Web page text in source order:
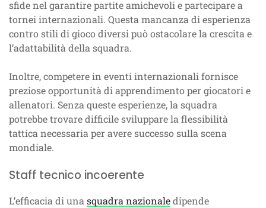
sfide nel garantire partite amichevoli e partecipare a
tornei internazionali. Questa mancanza di esperienza
contro stili di gioco diversi può ostacolare la crescita e
l’adattabilità della squadra.
Inoltre, competere in eventi internazionali fornisce
preziose opportunità di apprendimento per giocatori e
allenatori. Senza queste esperienze, la squadra
potrebbe trovare difficile sviluppare la flessibilità
tattica necessaria per avere successo sulla scena
mondiale.
Staff tecnico incoerente
L’efficacia di una squadra nazionaledipende